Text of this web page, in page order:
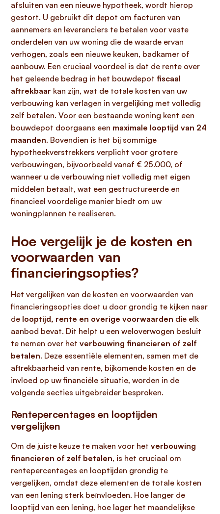
afsluiten van een nieuwe hypotheek, wordt hierop
gestort. U gebruikt dit depot om facturen van
aannemers en leveranciers te betalen voor vaste
onderdelen van uw woning die de waarde ervan
verhogen, zoals een nieuwe keuken, badkamer of
aanbouw. Een cruciaal voordeel is dat de rente over
het geleende bedrag in het bouwdepot fiscaal
aftrekbaar kan zijn, wat de totale kosten van uw
verbouwing kan verlagen in vergelijking met volledig
zelf betalen. Voor een bestaande woning kent een
bouwdepot doorgaans een maximale looptijd van 24
maanden. Bovendien is het bij sommige
hypotheekverstrekkers verplicht voor grotere
verbouwingen, bijvoorbeeld vanaf € 25.000, of
wanneer u de verbouwing niet volledig met eigen
middelen betaalt, wat een gestructureerde en
financieel voordelige manier biedt om uw
woningplannen te realiseren.
Hoe vergelijk je de kosten en
voorwaarden van
financieringsopties?
Het vergelijken van de kosten en voorwaarden van
financieringsopties doet u door grondig te kijken naar
de looptijd, rente en overige voorwaarden die elk
aanbod bevat. Dit helpt u een weloverwogen besluit
te nemen over het verbouwing financieren of zelf
betalen. Deze essentiële elementen, samen met de
aftrekbaarheid van rente, bijkomende kosten en de
invloed op uw financiële situatie, worden in de
volgende secties uitgebreider besproken.
Rentepercentages en looptijden
vergelijken
Om de juiste keuze te maken voor het verbouwing
financieren of zelf betalen, is het cruciaal om
rentepercentages en looptijden grondig te
vergelijken, omdat deze elementen de totale kosten
van een lening sterk beïnvloeden. Hoe langer de
looptijd van een lening, hoe lager het maandelijkse